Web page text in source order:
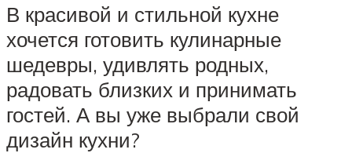
В красивой и стильной кухне
хочется готовить кулинарные
шедевры, удивлять родных,
радовать близких и принимать
гостей. А вы уже выбрали свой
дизайн кухни?